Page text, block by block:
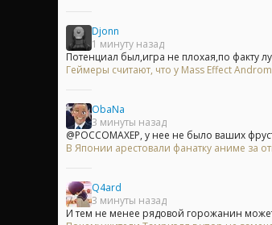
Djonn
1 минуту назад
Потенциал был,игра не плохая,по факту
Геймеры считают, что у Mass Effect
ObaNa
3 минуты назад
@POCCOMAXEP, у нее не было ваших
В Японии арестовали фанатку аниме за
Q4ard
3 минуты назад
И тем не менее рядовой горожанин